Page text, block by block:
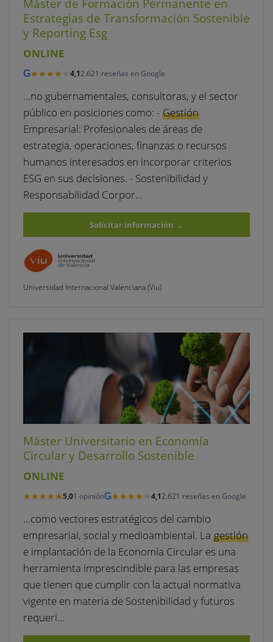
Máster de Formación Permanente en
Estrategias de Transformación Sostenible
y Reporting Esg
ONLINE
G★★★★★
★★★★★ 4,12.621 reseñas en Google
…no gubernamentales, consultoras, y el sector
público en posiciones como: - Gestión
Empresarial: Profesionales de áreas de
estrategia, operaciones, finanzas o recursos
humanos interesados en incorporar criterios
ESG en sus decisiones. - Sostenibilidad y
Responsabilidad Corpor…
Solicitar información →
Universidad Internacional Valenciana (Viu)
Máster Universitario en Economía
Circular y Desarrollo Sostenible
ONLINE
★★★★★
★★★★★5,01 opiniónG★★★★★
★★★★★ 4,12.621 reseñas en Google
…como vectores estratégicos del cambio
empresarial, social y medioambiental. La gestión
e implantación de la Economía Circular es una
herramienta imprescindible para las empresas
que tienen que cumplir con la actual normativa
vigente en materia de Sostenibilidad y futuros
requeri…